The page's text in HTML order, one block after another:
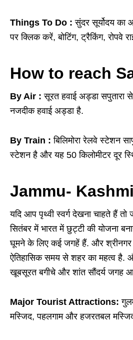
Things To Do : सुंदर सूर्योदय
पर क्लिक करें, बोटिंग, ट्रैकिंग, रोपवे
How to reach
By Air : सूरत हवाई अड्डा सपुतारा
नजदीक हवाई अड्डा है.
By Train : बिलिमोरा रेलवे स्टेशन
स्टेशन है और यह 50 किलोमीटर दूर
Jammu-
यदि आप पृथ्वी स्वर्ग देखना चाहते हैं
सितंबर में भारत में छुट्टी की योजना
घूमने के लिए कई जगहें हैं. और
ऐतिहासिक समय से शहर का महत्व है.
खूबसूरत बगीचे और शांत सौंदर्य जगह
Major Tourist Attractions:
मस्जिद, पहलगाम और हजरतबल